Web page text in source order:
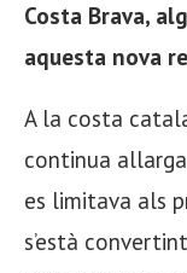
Costa Brava,
aquesta nova
A la costa
continua
es limitava als
s’està